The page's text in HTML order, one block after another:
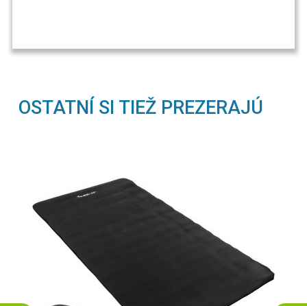
OSTATNÍ SI TIEŽ PREZERAJÚ